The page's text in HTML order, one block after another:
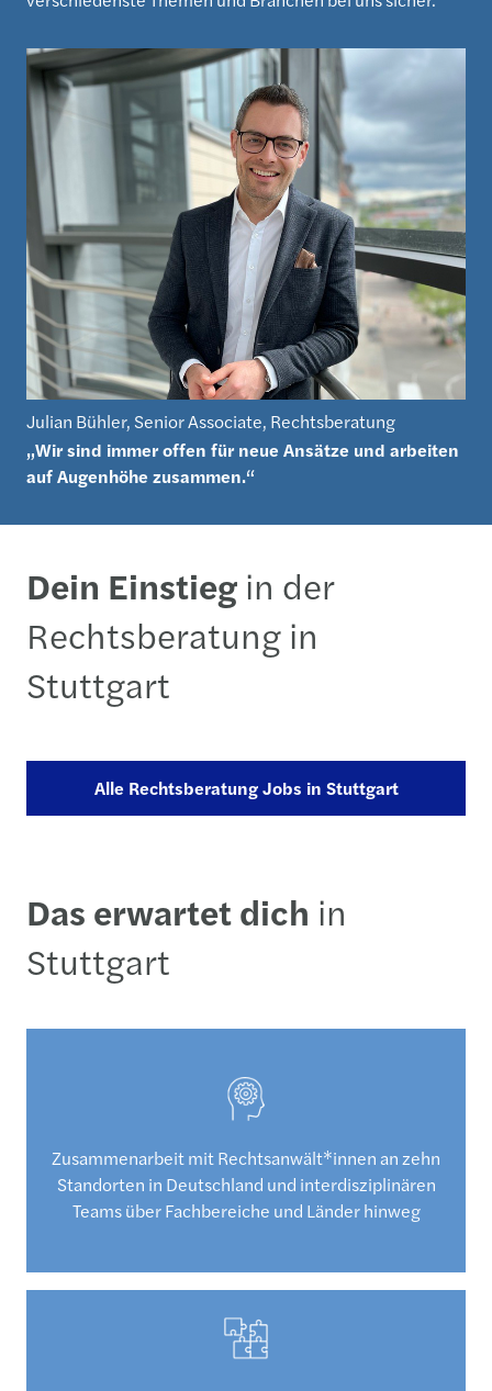
Julian Bühler, Senior Associate, Rechtsberatung
„Wir sind immer offen für neue Ansätze und arbeiten
auf Augenhöhe zusammen.“
Dein Einstieg in der
Rechtsberatung in
Stuttgart
Alle Rechtsberatung Jobs in Stuttgart
Das erwartet dich in
Stuttgart
Zusammenarbeit mit Rechtsanwält*innen an zehn
Standorten in Deutschland und interdisziplinären
Teams über Fachbereiche und Länder hinweg